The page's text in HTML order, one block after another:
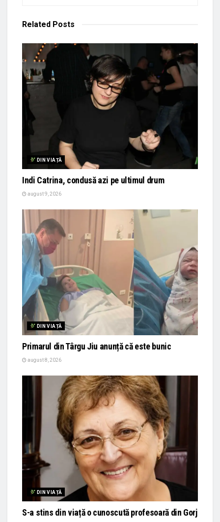
Related Posts
DIN VIAȚĂ
Indi Catrina, condusă azi pe ultimul drum
august 9, 2026
DIN VIAȚĂ
Primarul din Târgu Jiu anunță că este bunic
august 8, 2026
DIN VIAȚĂ
S-a stins din viață o cunoscută profesoară din Gorj